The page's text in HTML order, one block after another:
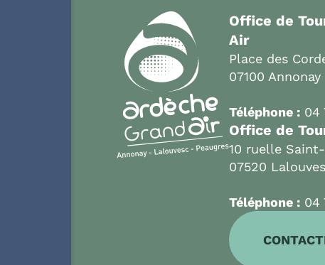
Office de
Air
Place des
07100 Annonay
Téléphone : 04
Office de
10 ruelle
07520
Téléphone : 04